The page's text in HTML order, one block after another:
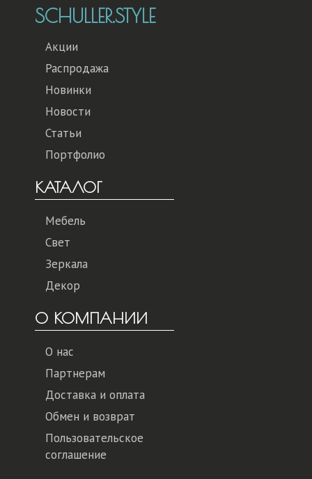
SCHULLER.STYLE
Акции
Распродажа
Новинки
Новости
Статьи
Портфолио
КАТАЛОГ
Мебель
Свет
Зеркала
Декор
О КОМПАНИИ
О нас
Партнерам
Доставка и оплата
Обмен и возврат
Пользовательское
соглашение